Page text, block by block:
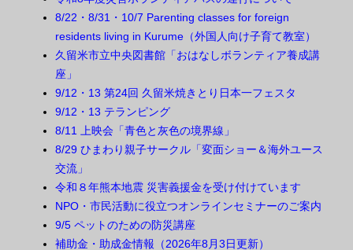
8/22・8/31・10/7 Parenting classes for foreign
residents living in Kurume（外国人向け子育て教室）
久留米市立中央図書館「おはなしボランティア養成講
座」
9/12・13 第24回 久留米焼きとり日本一フェスタ
9/12・13 テランピング
8/11 上映会「青色と灰色の境界線」
8/29 ひまわり親子サークル「変面ショー＆海外ユース
交流」
令和８年熊本地震 災害義援金を受け付けています
NPO・市民活動に役立つオンラインセミナーのご案内
9/5 ペットのための防災講座
補助金・助成金情報（2026年8月3日更新）